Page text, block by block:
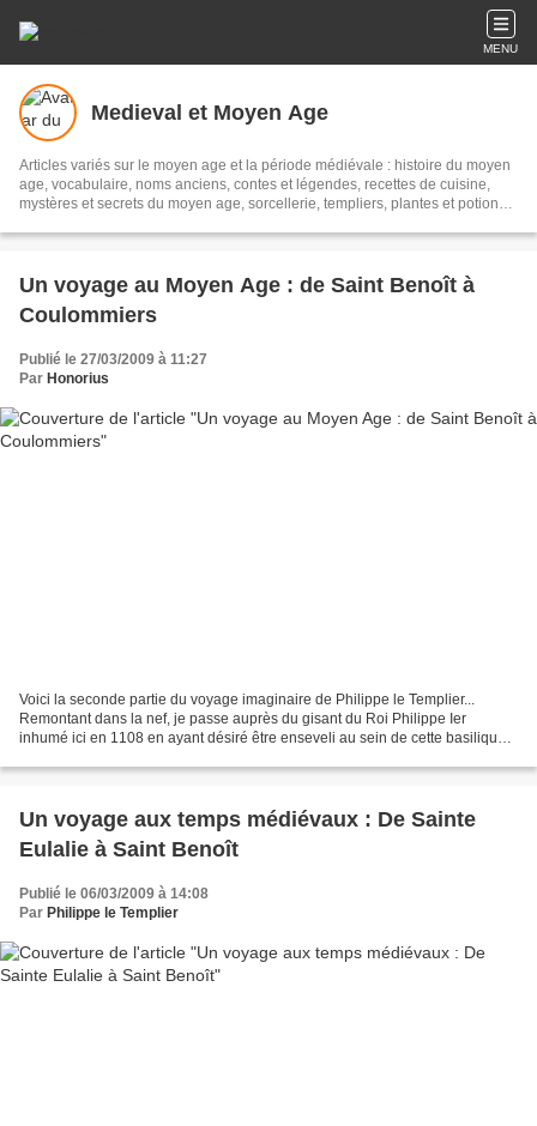
MENU
Medieval et Moyen Age
Articles variés sur le moyen age et la période médiévale : histoire du moyen
age, vocabulaire, noms anciens, contes et légendes, recettes de cuisine,
mystères et secrets du moyen age, sorcellerie, templiers, plantes et potions,
Un voyage au Moyen Age : de Saint Benoît à
Coulommiers
Publié le 27/03/2009 à 11:27
Par Honorius
Voici la seconde partie du voyage imaginaire de Philippe le Templier...
Remontant dans la nef, je passe auprès du gisant du Roi Philippe Ier
inhumé ici en 1108 en ayant désiré être enseveli au sein de cette basilique
Un voyage aux temps médiévaux : De Sainte
Eulalie à Saint Benoît
Publié le 06/03/2009 à 14:08
Par Philippe le Templier